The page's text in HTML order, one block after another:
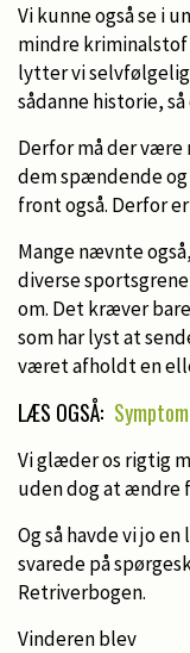
Vi kunne også se i
mindre kriminalstof
lytter vi selvfølgelig
sådanne historie,
Derfor må der
dem spændende
front også. Derfor
Mange nævnte
diverse
om. Det kræver
som har lyst at
været afholdt en
LÆS OGSÅ:
Vi glæder os rigtig
uden dog at ændre
Og så havde vi jo
svarede på
Retriverbogen.
Vinderen blev